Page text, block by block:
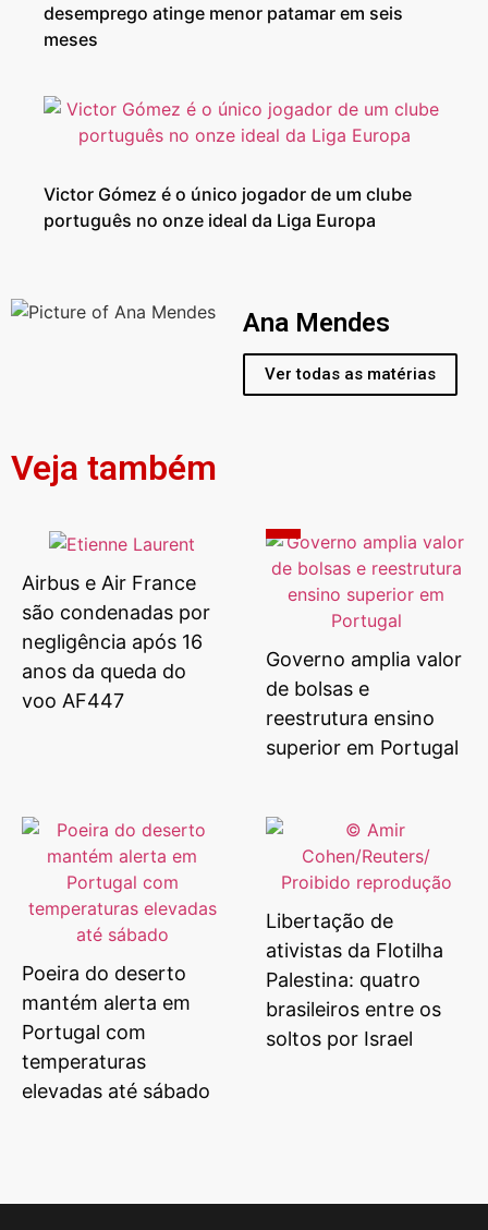
desemprego atinge menor patamar em seis
meses
Victor Gómez é o único jogador de um clube
português no onze ideal da Liga Europa
Ana Mendes
Ver todas as matérias
Veja também
Airbus e Air France
são condenadas por
negligência após 16
anos da queda do
voo AF447
Governo amplia valor
de bolsas e
reestrutura ensino
superior em Portugal
Poeira do deserto
mantém alerta em
Portugal com
temperaturas
elevadas até sábado
Libertação de
ativistas da Flotilha
Palestina: quatro
brasileiros entre os
soltos por Israel